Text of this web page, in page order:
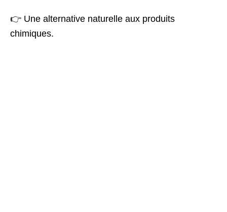
👉 Une alternative naturelle aux produits
chimiques.